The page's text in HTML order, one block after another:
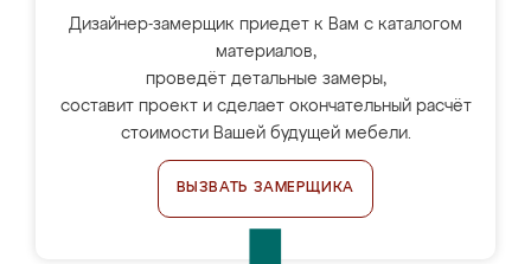
Дизайнер-замерщик приедет к Вам с каталогом
материалов,
проведёт детальные замеры,
составит проект и сделает окончательный расчёт
стоимости Вашей будущей мебели.
ВЫЗВАТЬ ЗАМЕРЩИКА